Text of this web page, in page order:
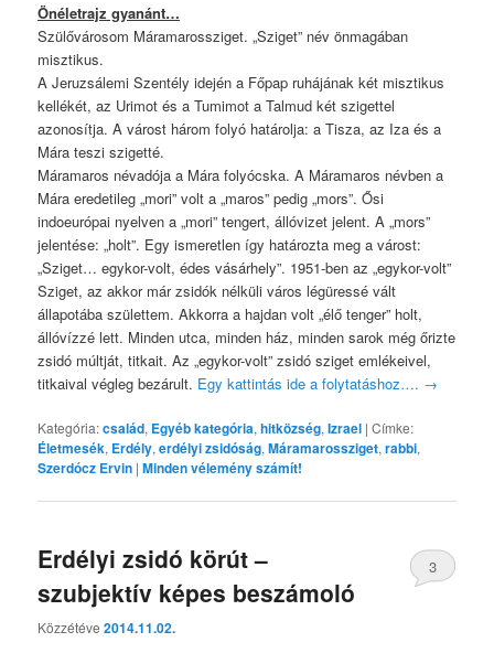
Önéletrajz gyanánt…
Szülővárosom Máramarossziget. „Sziget” név önmagában
misztikus.
A Jeruzsálemi Szentély idején a Főpap ruhájának két misztikus
kellékét, az Urimot és a Tumimot a Talmud két szigettel
azonosítja. A várost három folyó határolja: a Tisza, az Iza és a
Mára teszi szigetté.
Máramaros névadója a Mára folyócska. A Máramaros névben a
Mára eredetileg „mori” volt a „maros” pedig „mors”. Ősi
indoeurópai nyelven a „mori” tengert, állóvizet jelent. A „mors”
jelentése: „holt”. Egy ismeretlen így határozta meg a várost:
„Sziget… egykor-volt, édes vásárhely”. 1951-ben az „egykor-volt”
Sziget, az akkor már zsidók nélküli város légüressé vált
állapotába születtem. Akkorra a hajdan volt „élő tenger” holt,
állóvízzé lett. Minden utca, minden ház, minden sarok még őrizte
zsidó múltját, titkait. Az „egykor-volt” zsidó sziget emlékeivel,
titkaival végleg bezárult. Egy kattintás ide a folytatáshoz…. →
Kategória:család, Egyéb kategória,hitközség,Izrael |Címke:
Életmesék, Erdély,erdélyi zsidóság,Máramarossziget,rabbi,
Szerdócz Ervin |Minden vélemény számít!
Erdélyi zsidó körút –
szubjektív képes beszámoló
Közzétéve2014.11.02.
3